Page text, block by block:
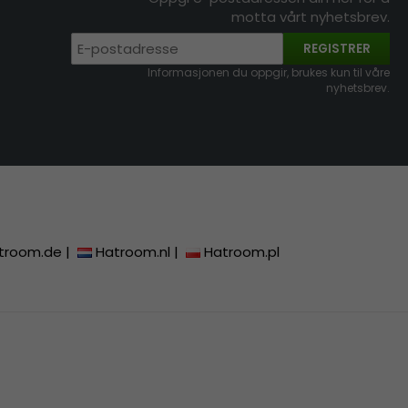
motta vårt nyhetsbrev.
REGISTRER
Informasjonen du oppgir, brukes kun til våre
nyhetsbrev.
| Hatroom.nl | Hatroom.pl